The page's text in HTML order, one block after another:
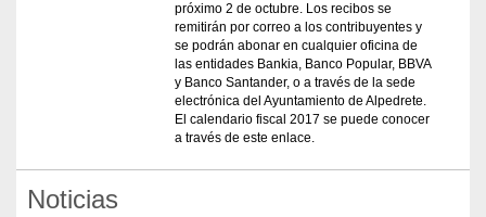
próximo 2 de octubre. Los recibos se
remitirán por correo a los contribuyentes y
se podrán abonar en cualquier oficina de
las entidades Bankia, Banco Popular, BBVA
y Banco Santander, o a través de la sede
electrónica del Ayuntamiento de Alpedrete.
El calendario fiscal 2017 se puede conocer
a través de este enlace.
Noticias